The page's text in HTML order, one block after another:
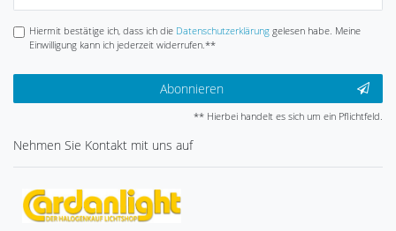
Hiermit bestätige ich, dass ich die Daten­schutz­erklärunggelesen habe. Meine
Einwilligung kann ich jederzeit widerrufen.**
Abonnieren
** Hierbei handelt es sich um ein Pflichtfeld.
Nehmen Sie Kontakt mit uns auf